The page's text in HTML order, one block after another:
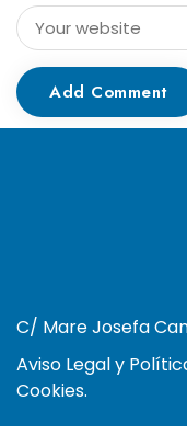
Add Comment
C/ Mare Josefa
Aviso Legal y
Cookies.